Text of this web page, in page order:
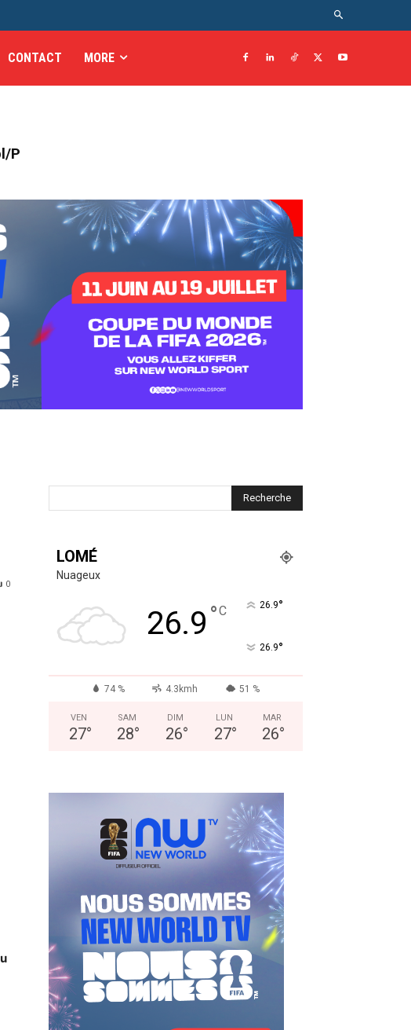
CONTACT MORE
P
0
LOMÉ
Nuageux
26.9 °C 26.9°
26.9°
74 % 4.3kmh 51 %
VEN
27°
SAM
28°
DIM
26°
LUN
27°
MAR
26°